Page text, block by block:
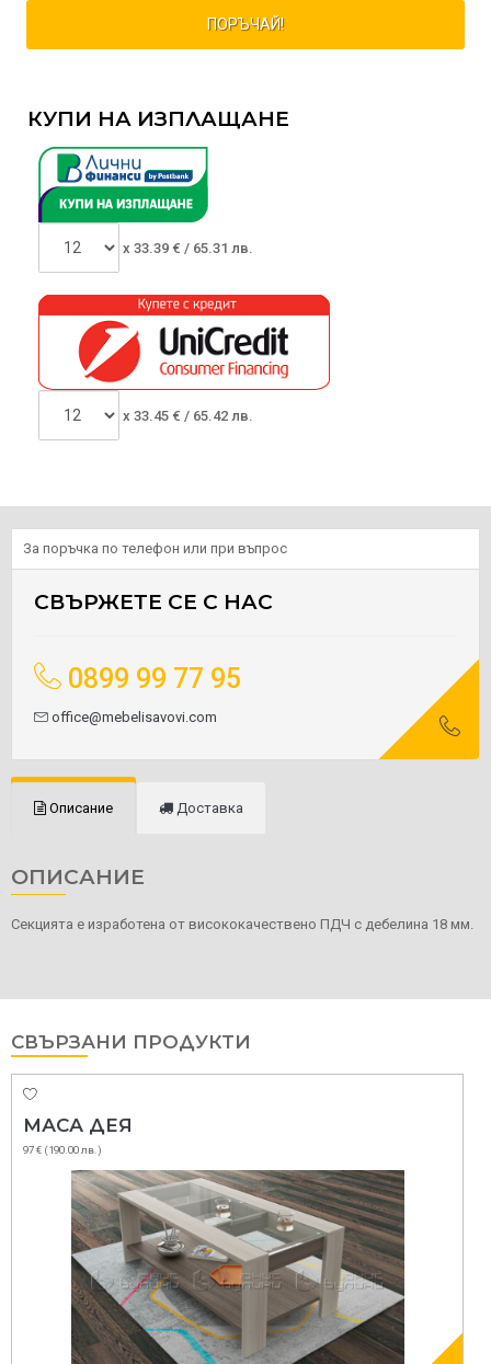
ПОРЪЧАЙ!
КУПИ НА ИЗПЛАЩАНЕ
x 33.39 € / 65.31 лв.
x 33.45 € / 65.42 лв.
За поръчка по телефон или при въпрос
СВЪРЖЕТЕ СЕ С НАС
0899 99 77 95
office@mebelisavovi.com
Описание Доставка
ОПИСАНИЕ
Секцията е изработена от висококачествено ПДЧ с дебелина 18 мм.
СВЪРЗАНИ ПРОДУКТИ
МАСА ДЕЯ
97 € (190.00 лв.)